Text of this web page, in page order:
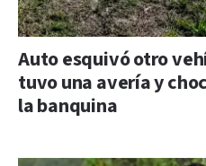
Auto esquivó otro
tuvo una avería y
la banquina